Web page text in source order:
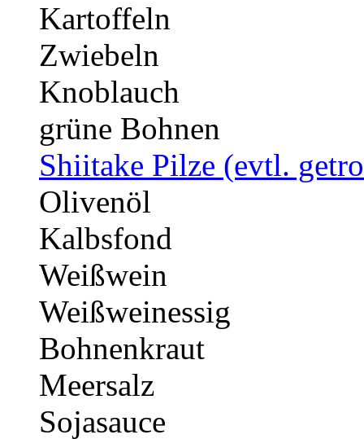
Kartoffeln
Zwiebeln
Knoblauch
grüne Bohnen
Shiitake Pilze (evtl.
Olivenöl
Kalbsfond
Weißwein
Weißweinessig
Bohnenkraut
Meersalz
Sojasauce